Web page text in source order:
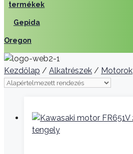
termékek
Gepida
Oregon
Kezdőlap / Alkatrészek / Motorok